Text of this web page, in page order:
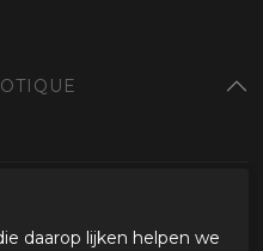
daarop lijken helpen we